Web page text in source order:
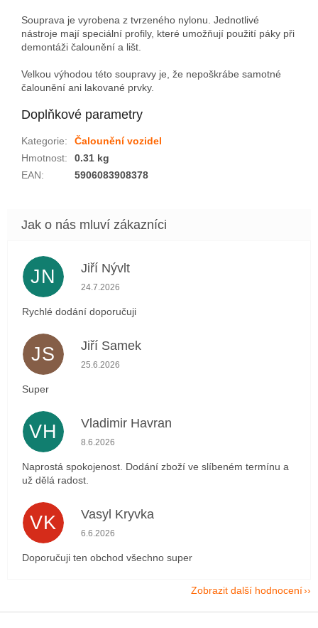
Souprava je vyrobena z tvrzeného nylonu. Jednotlivé
nástroje mají speciální profily, které umožňují použití páky při
demontáži čalounění a lišt.
Velkou výhodou této soupravy je, že nepoškrábe samotné
čalounění ani lakované prvky.
Doplňkové parametry
Kategorie:
Čalounění vozidel
Hmotnost:
0.31 kg
EAN: 5906083908378
JN Jiří Nývlt
Hodnocení obchodu je 5 z 5 hvězdiček.
24.7.2026
Rychlé dodání doporučuji
JS Jiří Samek
Hodnocení obchodu je 5 z 5 hvězdiček.
25.6.2026
Super
VH Vladimir Havran
Hodnocení obchodu je 5 z 5 hvězdiček.
8.6.2026
Naprostá spokojenost. Dodání zboží ve slíbeném termínu a
už dělá radost.
VK Vasyl Kryvka
Hodnocení obchodu je 5 z 5 hvězdiček.
6.6.2026
Doporučuji ten obchod všechno super
Zobrazit další hodnocení